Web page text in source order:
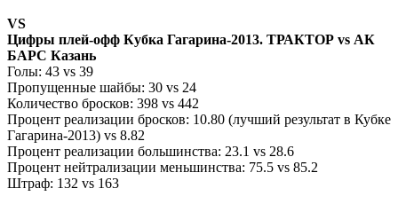
VS
Цифры плей-офф Кубка Гагарина-2013. ТРАКТОР vs АК
БАРС Казань
Голы: 43 vs 39
Пропущенные шайбы: 30 vs 24
Количество бросков: 398 vs 442
Процент реализации бросков: 10.80 (лучший результат в Кубке
Гагарина-2013) vs 8.82
Процент реализации большинства: 23.1 vs 28.6
Процент нейтрализации меньшинства: 75.5 vs 85.2
Штраф: 132 vs 163